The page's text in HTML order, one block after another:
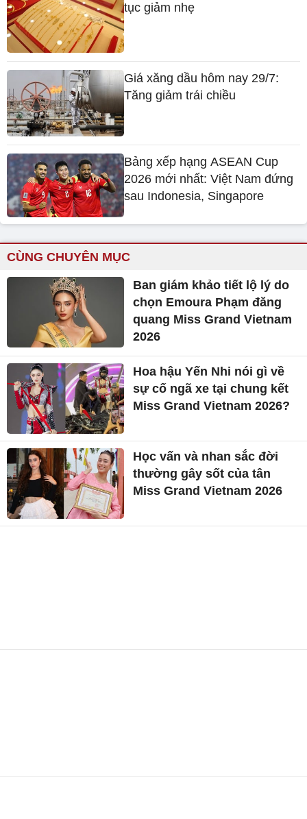
tục giảm nhẹ
Giá xăng dầu hôm nay 29/7:
Tăng giảm trái chiều
Bảng xếp hạng ASEAN Cup
2026 mới nhất: Việt Nam đứng
sau Indonesia, Singapore
CÙNG CHUYÊN MỤC
Ban giám khảo tiết lộ lý do
chọn Emoura Phạm đăng
quang Miss Grand Vietnam
2026
Hoa hậu Yến Nhi nói gì về
sự cố ngã xe tại chung kết
Miss Grand Vietnam 2026?
Học vấn và nhan sắc đời
thường gây sốt của tân
Miss Grand Vietnam 2026